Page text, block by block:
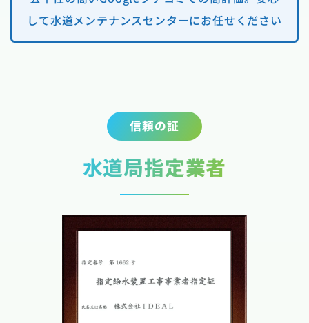
して水道メンテナンスセンターにお任せください
信頼の証
水道局指定業者